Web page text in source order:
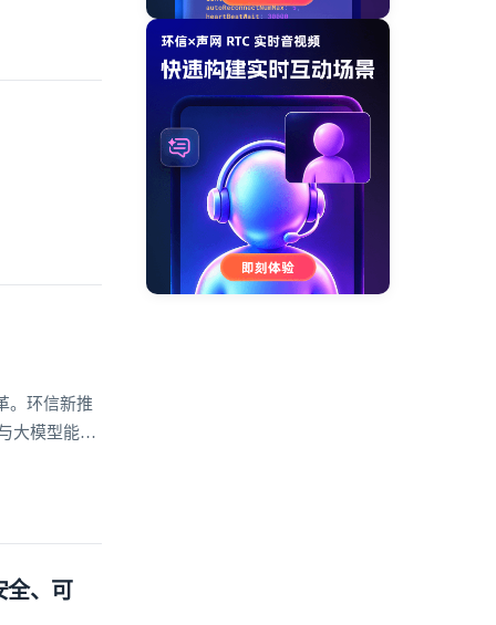
。环信新推
大模型能力
全、可